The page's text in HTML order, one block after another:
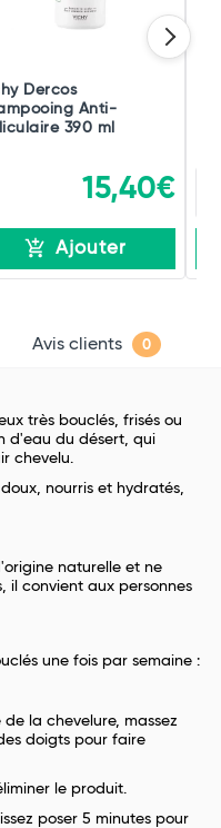
Dercos
Anti-
390 ml
15,40€
Ajouter
Avis clients 0
très bouclés, frisés ou
d'eau du désert, qui
chevelu.
nourris et hydratés,
naturelle et ne
il convient aux personnes
une fois par semaine :
de la chevelure, massez
doigts pour faire
le produit.
poser 5 minutes pour